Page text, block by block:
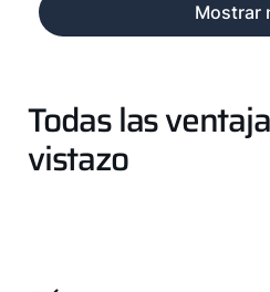
Mostrar
Todas las
vistazo